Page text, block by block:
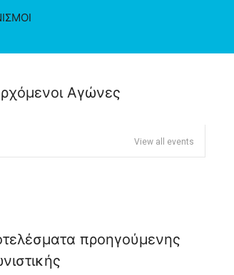
Αγώνες
View all events
προηγούμενης